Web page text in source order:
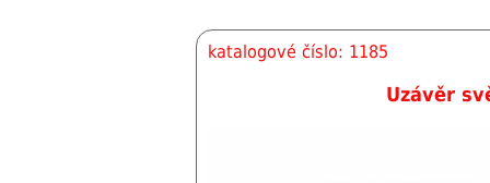
katalogové číslo: 1185
Uzávěr